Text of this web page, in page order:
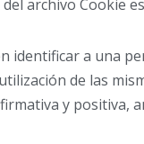
archivo Cookie
identificar a una
de las
y positiva,